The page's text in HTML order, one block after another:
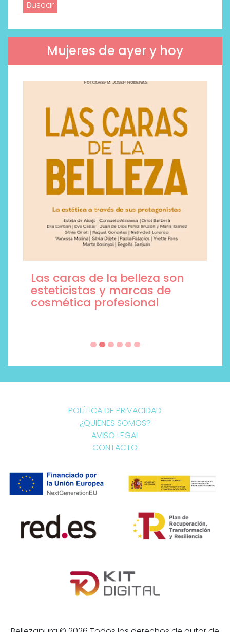
Mujeres de ayer y hoy
Las caras de la belleza son
esteticistas y marcas de
cosmética profesional
POLÍTICA DE PRIVACIDAD
¿QUIENES SOMOS?
AVISO LEGAL
CONTACTO